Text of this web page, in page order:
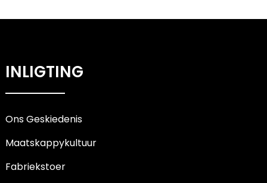
INLIGTING
Ons Geskiedenis
Maatskappykultuur
Fabriekstoer